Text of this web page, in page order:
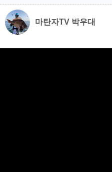
마탄자TV 박우대